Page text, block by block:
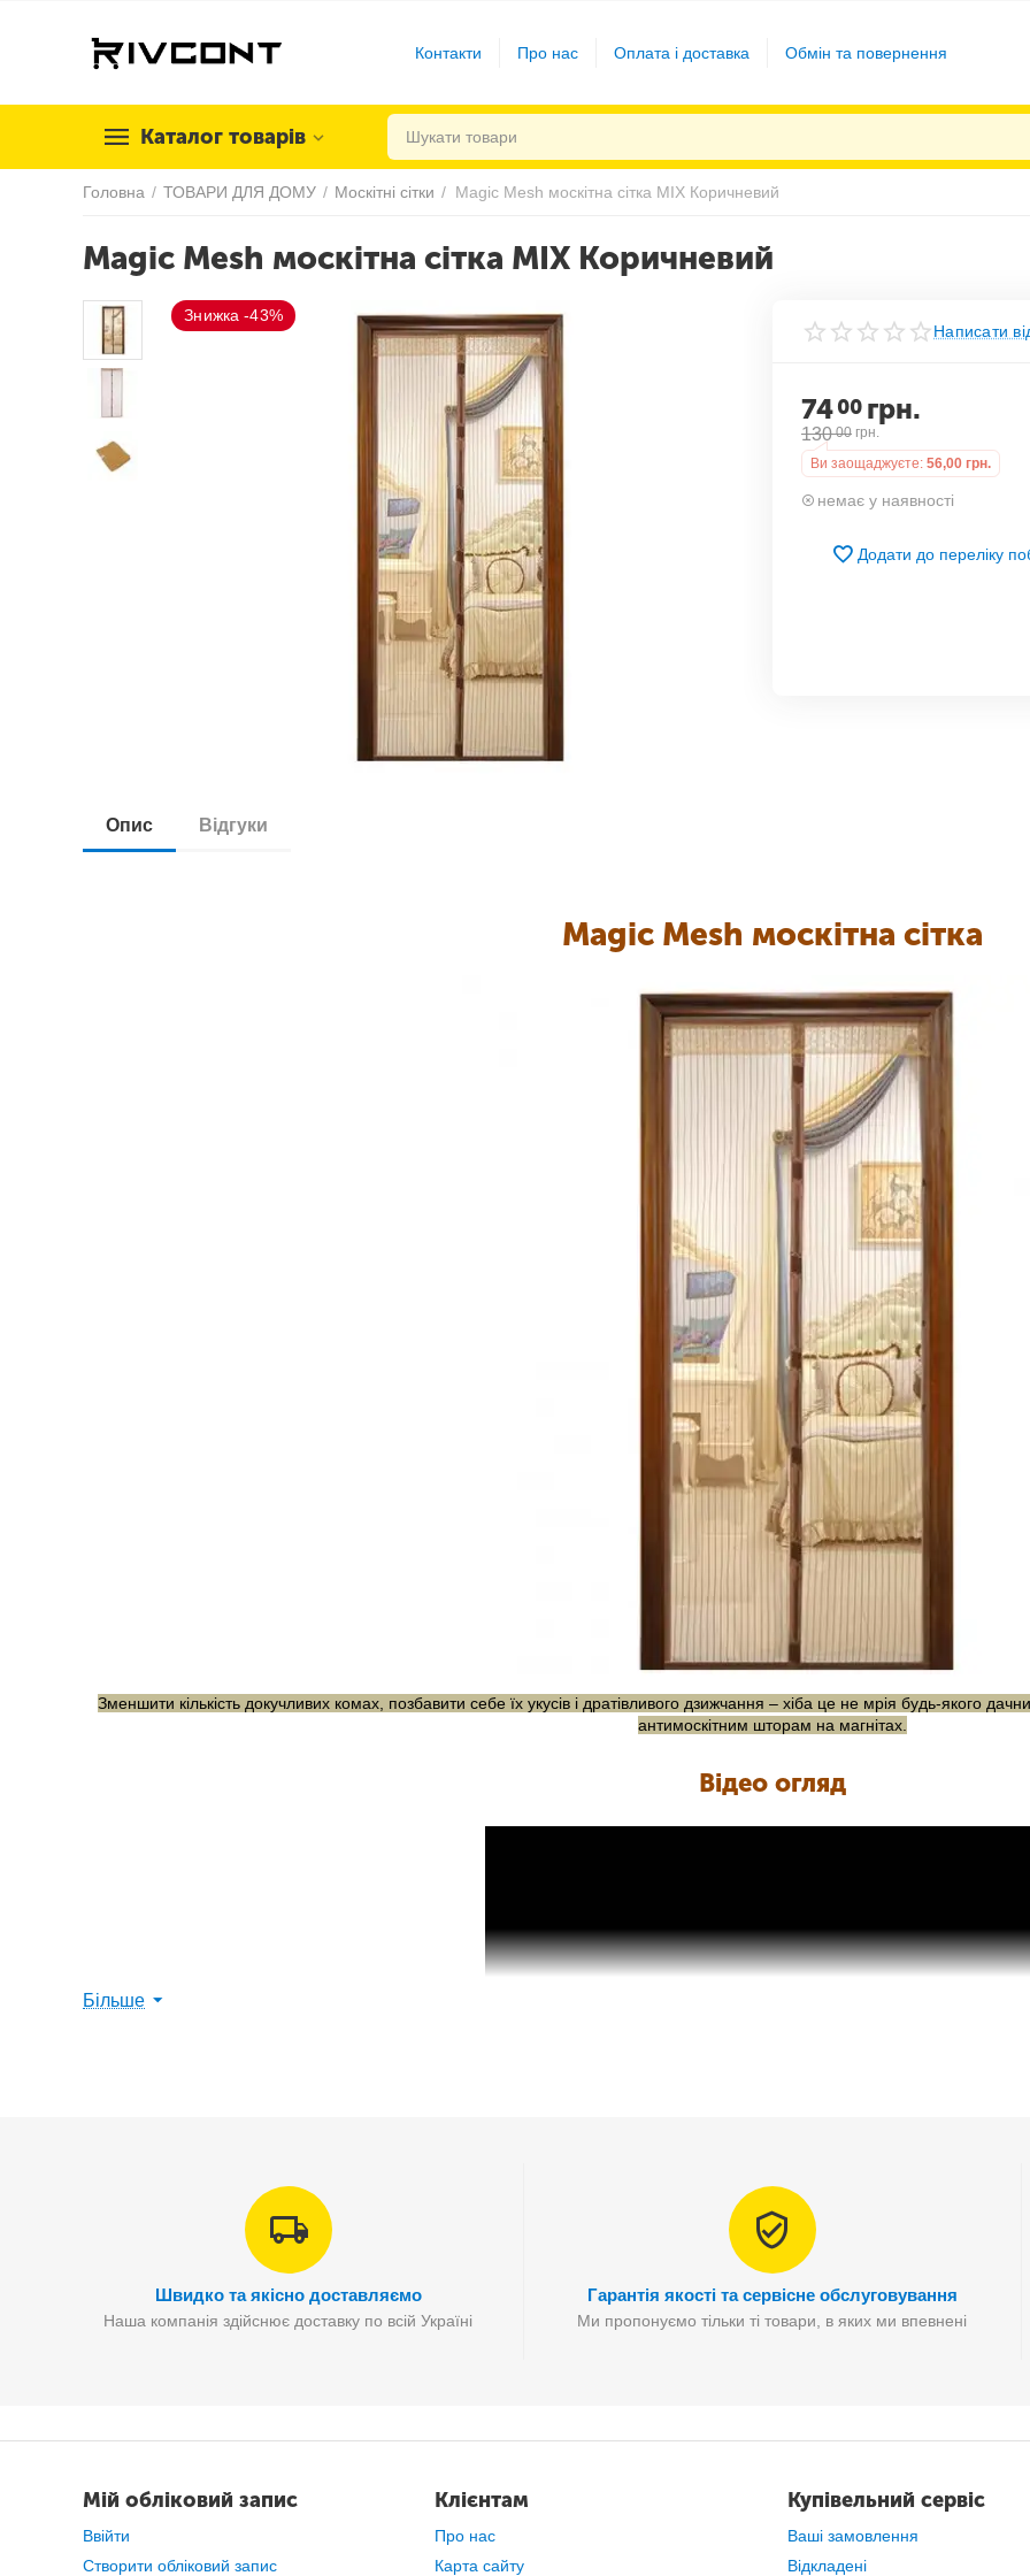
Контакти Про нас Оплата і доставка Обмін та повернення
Каталог товарів
Головна / ТОВАРИ ДЛЯ ДОМУ / Москітні сітки / Magic Mesh москітна сітка MIX Коричневий
Magic Mesh москітна сітка MIX Коричневий
Написати
7400 грн.
130 00 грн.
Ви заощаджуєте: 56,00 грн.
немає у наявності
Додати до переліку
Опис Відгуки
Magic Mesh москітна сітка
Зменшити кількість докучливих комах, позбавити себе їх укусів і дратівливого дзижчання – хіба це не мрія будь-якого
антимоскітним шторам на магнітах.
Відео огляд
Переваги
Москітна сітка на магнітах "Magic Mesh" - мрія будь-якого дачника, тепер доступна кожному вітчизняному покупцю!
непереборним бар'єром, що відокремлює комфортний побут від
Більше
Швидко та якісно доставляємо
Наша компанія здійснює доставку по всій Україні
Гарантія якості та сервісне обслуговування
Ми пропонуємо тільки ті товари, в яких ми впевнені
Мій обліковий запис
Ввійти
Створити обліковий запис
Клієнтам
Про нас
Карта сайту
Купівельний сервіс
Ваші замовлення
Відкладені